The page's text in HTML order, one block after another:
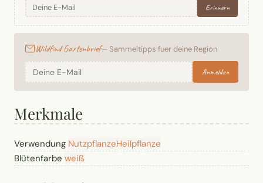
Erinnern
Wildfind Gartenbrief— Sammeltipps fuer deine Region
Anmelden
Merkmale
Verwendung NutzpflanzeHeilpflanze
Blütenfarbe weiß